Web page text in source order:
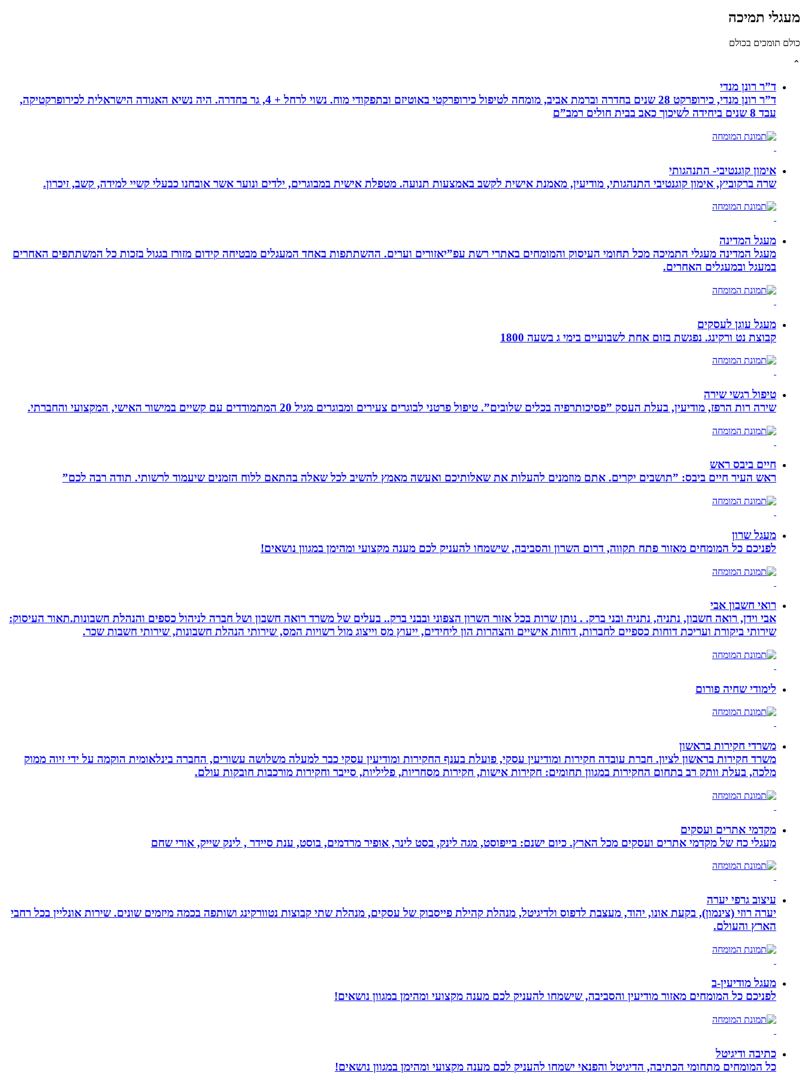
מעגלי תמיכה
כולם תומכים בכולם
⌃
ד”ר רונן מנדי
ד”ר רונן מנדי, כירופרקט 28 שנים בחדרה וברמת אביב, מומחה לטיפול כירופרקטי באוטיזם ובתפקודי מוח. נשוי לרחל + 4, גר בחדרה. היה נשיא האגודה הישראלית לכירופרקטיקה,
עבד 8 שנים ביחידה לשיכוך כאב בבית חולים רמב”ם
אימון קוגנטיבי- התנהגותי
שרה ברקוביץ, אימון קוגנטיבי התנהגותי, מודיעין, מאמנת אישית לקשב באמצעות תנועה. מטפלת אישית במבוגרים, ילדים ונוער אשר אובחנו כבעלי קשיי למידה, קשב, זיכרון.
מעגל המדינה
מעגל המדינה מעגלי התמיכה מכל תחומי העיסוק והמומחים באתרי רשת עפ”יאזורים וערים. ההשתתפות באחד המעגלים מבטיחה קידום מזורז בגגול בזכות כל המשתתפים האחרים
במעגל ובמעגלים האחרים.
מעגל עוגן לעסקים
קבוצת נט ורקינג. נפגשת בזום אחת לשבועיים בימי ג בשעה 1800
טיפול רגשי שירה
שירה רות הרפז, מודיעין, בעלת העסק ”פסיכותרפיה בכלים שלובים”. טיפול פרטני לבוגרים צעירים ומבוגרים מגיל 20 המתמודדים עם קשיים במישור האישי, המקצועי והחברתי.
חיים ביבס ראש
ראש העיר חיים ביבס: ”תושבים יקרים. אתם מוזמנים להעלות את שאלותיכם ואעשה מאמץ להשיב לכל שאלה בהתאם ללוח הזמנים שיעמוד לרשותי. תודה רבה לכם”
מעגל שרון
לפניכם כל המומחים מאזור פתח תקווה, דרום השרון והסביבה, שישמחו להעניק לכם מענה מקצועי ומהימן במגוון נושאים!
רואי חשבון אבי
אבי וידן, רואה חשבון, נתניה, נתניה ובני ברק. . נותן שרות בכל אזור השרון הצפוני ובבני ברק.. בעלים של משרד רואה חשבון ושל חברה לניהול כספים והנהלת חשבונות.תאור העיסוק:
שירותי ביקורת ועריכת דוחות כספיים לחברות, דוחות אישיים והצהרות הון ליחידים, ייעוץ מס וייצוג מול רשויות המס, שירותי הנהלת חשבונות, שירותי חשבות שכר.
לימודי שחיה פורום
משרדי חקירות בראשון
משרד חקירות בראשון לציון. חברת עובדה חקירות ומודיעין עסקי, פועלת בענף החקירות ומודיעין עסקי כבר למעלה משלושה עשורים, החברה בינלאומית הוקמה על ידי זיוה ממוק
מלכה, בעלת וותק רב בתחום החקירות במגוון תחומים: חקירות אישות, חקירות מסחריות, פליליות, סייבר וחקירות מורכבות חובקות עולם.
מקדמי אתרים ועסקים
מעגלי כח של מקדמי אתרים ועסקים מכל הארץ. כיום ישנם: בייפוסט, מגה לינק, בסט לינר, אופיר מרדמים, בוסט, ענת סיידר , לינק שייק, אורי שחם
עיצוב גרפי יערה
יערה רוזי (צינמון), בקעת אונו, יהוד, מעצבת לדפוס ולדיגיטל, מנהלת קהילת פייסבוק של עסקים, מנהלת שתי קבוצות נטוורקינג ושותפה בכמה מיזמים שונים. שירות אונליין בכל רחבי
הארץ והעולם.
מעגל מודיעין-ב
לפניכם כל המומחים מאזור מודיעין והסביבה, שישמחו להעניק לכם מענה מקצועי ומהימן במגוון נושאים!
כתיבה ודיגיטל
כל המומחים מתחומי הכתיבה, הדיגיטל והפנאי ישמחו להעניק לכם מענה מקצועי ומהימן במגוון נושאים!